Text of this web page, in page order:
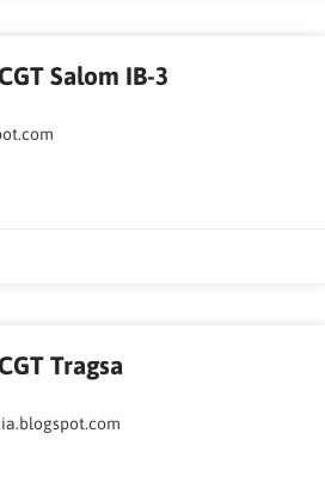
Salom IB-3
Tragsa